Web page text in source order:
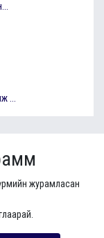
...
журамласан